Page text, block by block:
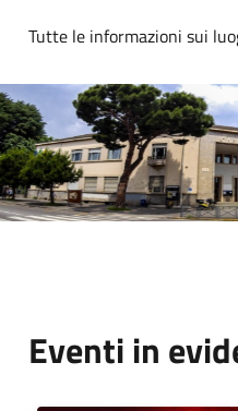
Tutte le informazioni sui
Eventi in